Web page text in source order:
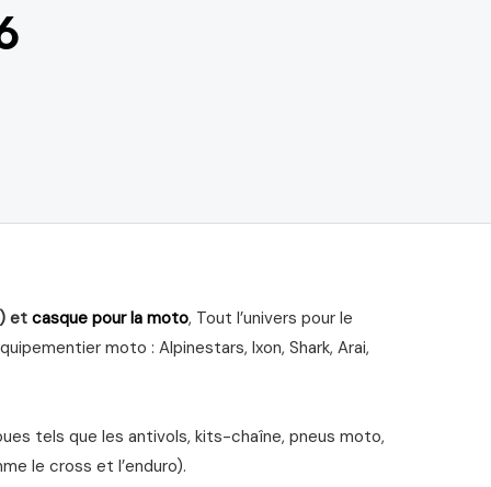
et casque pour la moto, Tout l’univers pour le
moto : Alpinestars, Ixon, Shark, Arai,
tels que les antivols, kits-chaîne, pneus moto,
le cross et l’enduro).